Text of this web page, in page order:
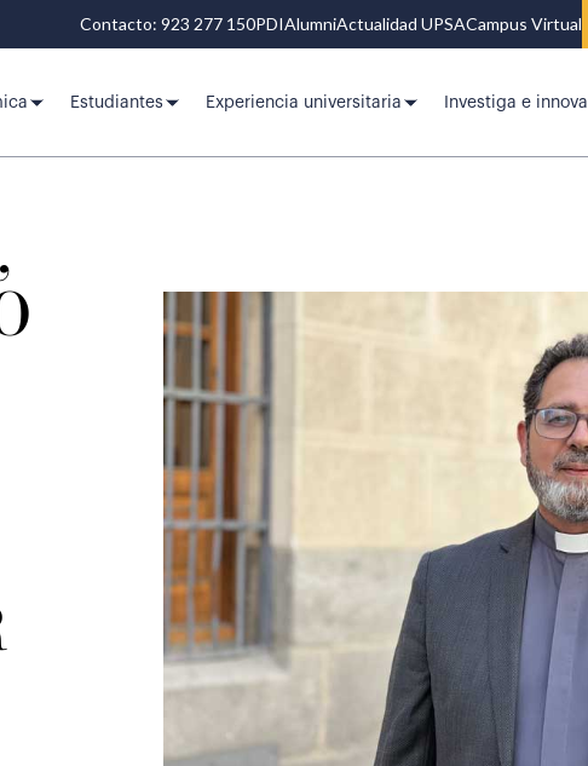
Contacto: 923 277 150PDIAlumniActualidad UPSACampus Virtual
Estudiantes Experiencia universitaria Investiga e innova